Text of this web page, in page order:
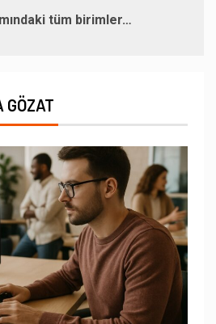
tüm birimler…
GÖZAT